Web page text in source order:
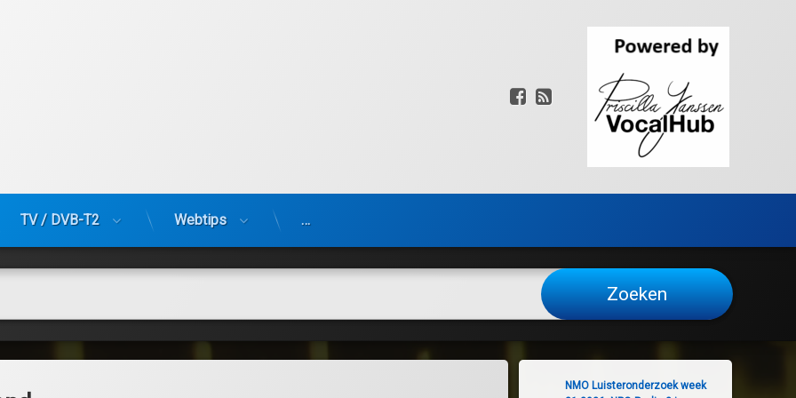
Facebook
RSS
TV / DVB-T2 Webtips …
NMO Luisteronderzoek week